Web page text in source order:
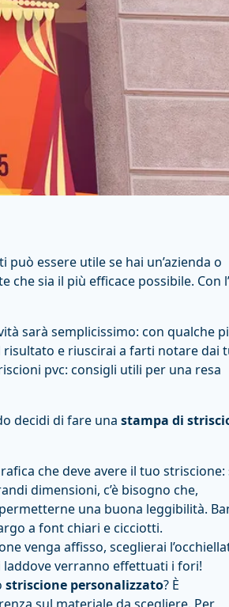
ti può essere utile se hai un’azienda o
sia il più efficace possibile. Con
sarà semplicissimo: con qualche
e riuscirai a farti notare dai
pvc: consigli utili per una resa
decidi di fare una stampa di
che deve avere il tuo striscione:
dimensioni, c’è bisogno che,
una buona leggibilità.
a font chiari e cicciotti.
venga affisso, sceglierai
verranno effettuati i fori!
striscione personalizzato? È